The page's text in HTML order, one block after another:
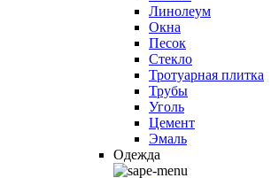
Линолеум
Окна
Песок
Стекло
Тротуарная плитка
Трубы
Уголь
Цемент
Эмаль
Одежда